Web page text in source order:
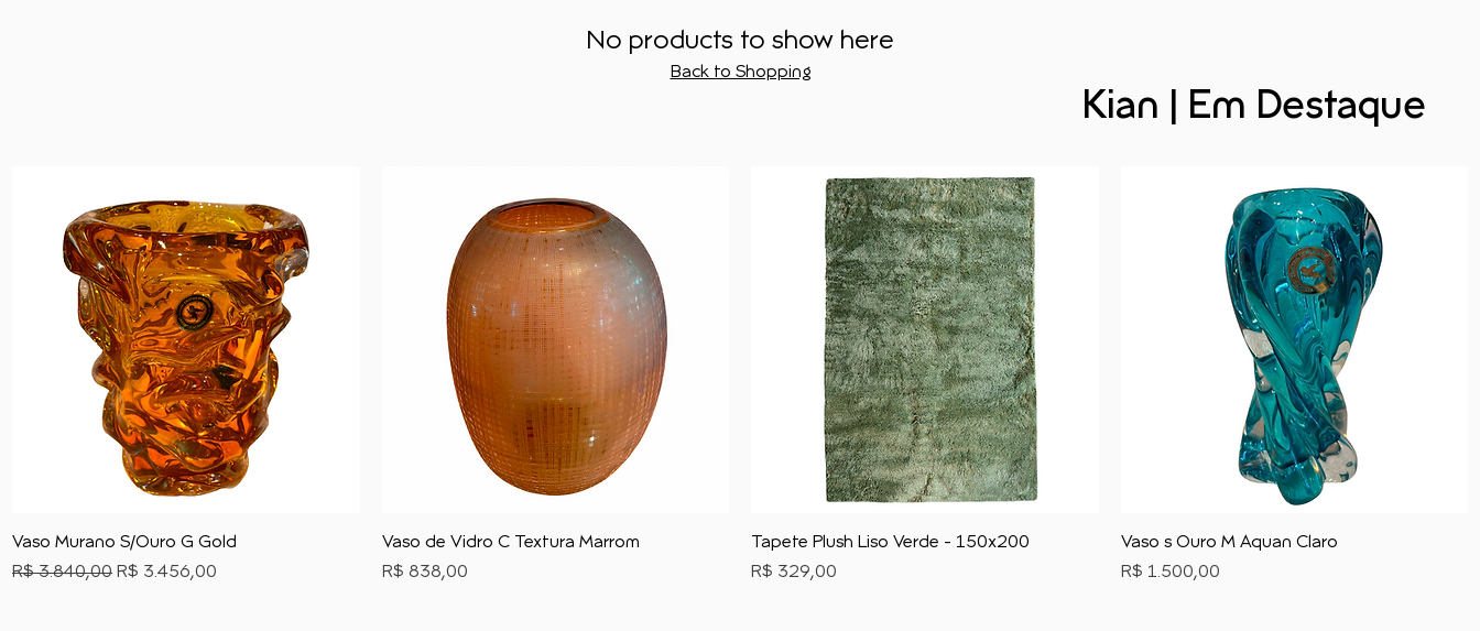
No products to show here
Back to Shopping
Kian | Em Destaque
Vaso Murano S/Ouro G Gold
Preço normal
R$ 3.840,00 Preço promocional
R$ 3.456,00
Vaso de Vidro C Textura Marrom
Preço
R$ 838,00
Tapete Plush Liso Verde - 150x200
Preço
R$ 329,00
Vaso s Ouro M Aquan Claro
Preço
R$ 1.500,00